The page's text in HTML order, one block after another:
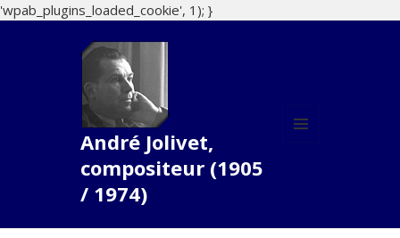
'wpab_plugins_loaded_cookie', 1); }
André Jolivet,
compositeur (1905
/ 1974)